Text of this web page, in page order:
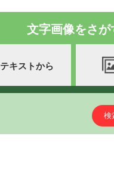
文字画像をさが
テキストから
検